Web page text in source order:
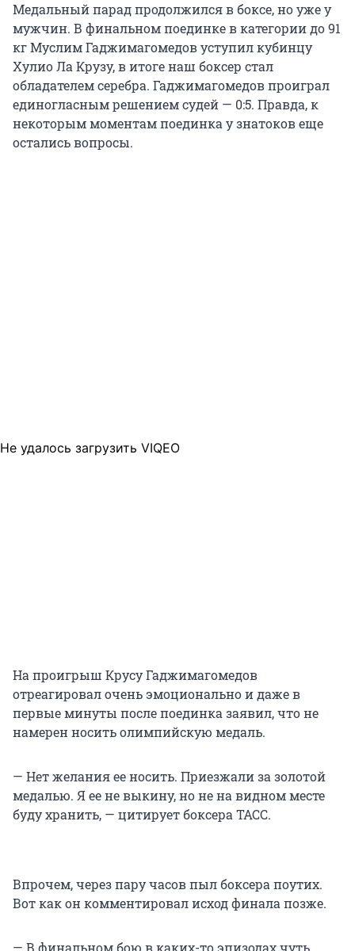
Медальный парад продолжился в боксе, но уже у
мужчин. В финальном поединке в категории до 91
кг Муслим Гаджимагомедов уступил кубинцу
Хулио Ла Крузу, в итоге наш боксер стал
обладателем серебра. Гаджимагомедов проиграл
единогласным решением судей — 0:5. Правда, к
некоторым моментам поединка у знатоков еще
остались вопросы.
Не удалось загрузить VIQEO
На проигрыш Крусу Гаджимагомедов
отреагировал очень эмоционально и даже в
первые минуты после поединка заявил, что не
намерен носить олимпийскую медаль.
— Нет желания ее носить. Приезжали за золотой
медалью. Я ее не выкину, но не на видном месте
буду хранить, — цитирует боксера ТАСС.
Впрочем, через пару часов пыл боксера поутих.
Вот как он комментировал исход финала позже.
— В финальном бою в каких-то эпизодах чуть